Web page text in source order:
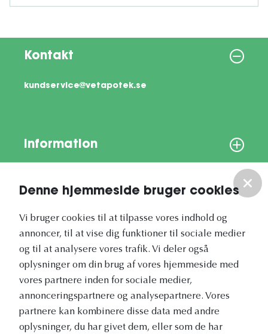
Denne hjemmeside bruger cookies
Vi bruger cookies til at tilpasse vores indhold og
annoncer, til at vise dig funktioner til sociale medier
og til at analysere vores trafik. Vi deler også
oplysninger om din brug af vores hjemmeside med
vores partnere inden for sociale medier,
annonceringspartnere og analysepartnere. Vores
partnere kan kombinere disse data med andre
oplysninger, du har givet dem, eller som de har
Kontakt
kundservice@vetapotek.se
Information
Vores nyhedsbrev
Vetapotek.dk er en del af
Evidensia
Dyresundhedspleje